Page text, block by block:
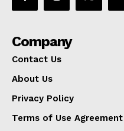
Company
Contact Us
About Us
Privacy Policy
Terms of Use Agreement